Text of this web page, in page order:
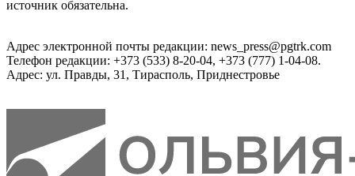
источник обязательна.
Адрес электронной почты редакции: news_press@pgtrk.com
Телефон редакции: +373 (533) 8-20-04, +373 (777) 1-04-08.
Адрес: ул. Правды, 31, Тирасполь, Приднестровье